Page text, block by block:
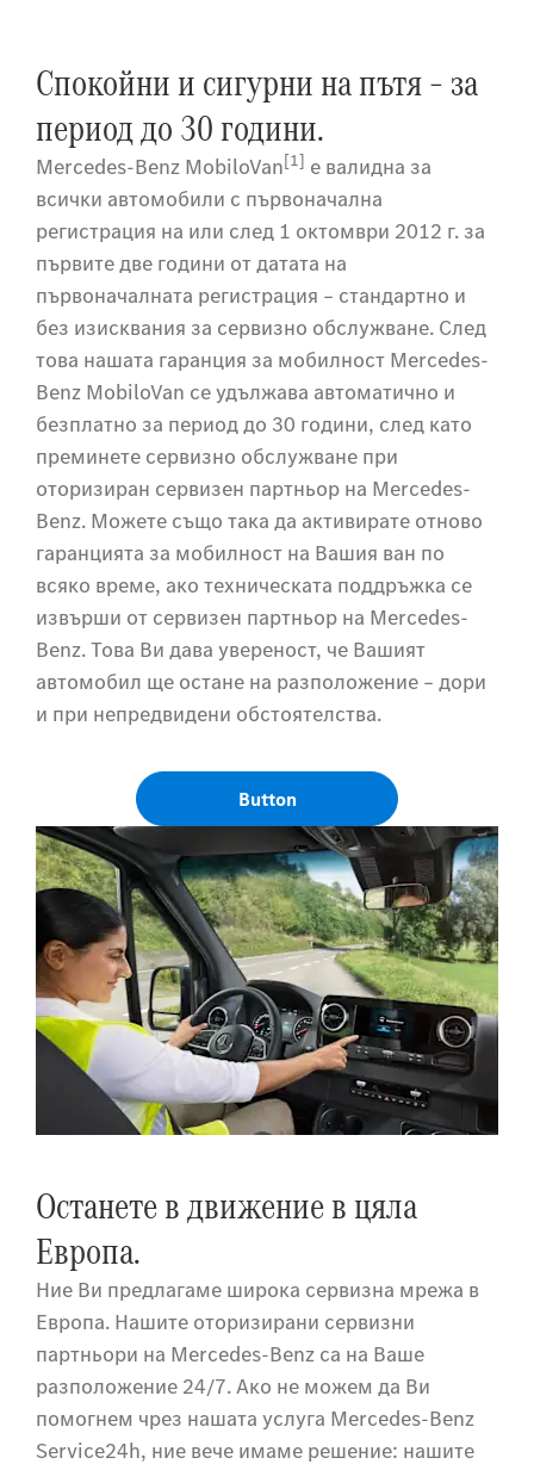
Спокойни и сигурни на пътя – за
период до 30 години.
Mercedes-Benz MobiloVan[1] е валидна за
всички автомобили с първоначална
регистрация на или след 1 октомври 2012 г. за
първите две години от датата на
първоначалната регистрация – стандартно и
без изисквания за сервизно обслужване. След
това нашата гаранция за мобилност Mercedes-
Benz MobiloVan се удължава автоматично и
безплатно за период до 30 години, след като
преминете сервизно обслужване при
оторизиран сервизен партньор на Mercedes-
Benz. Можете също така да активирате отново
гаранцията за мобилност на Вашия ван по
всяко време, ако техническата поддръжка се
извърши от сервизен партньор на Mercedes-
Benz. Това Ви дава увереност, че Вашият
автомобил ще остане на разположение – дори
и при непредвидени обстоятелства.
Button
Останете в движение в цяла
Европа.
Ние Ви предлагаме широка сервизна мрежа в
Европа. Нашите оторизирани сервизни
партньори на Mercedes-Benz са на Ваше
разположение 24/7. Ако не можем да Ви
помогнем чрез нашата услуга Mercedes-Benz
Service24h, ние вече имаме решение: нашите